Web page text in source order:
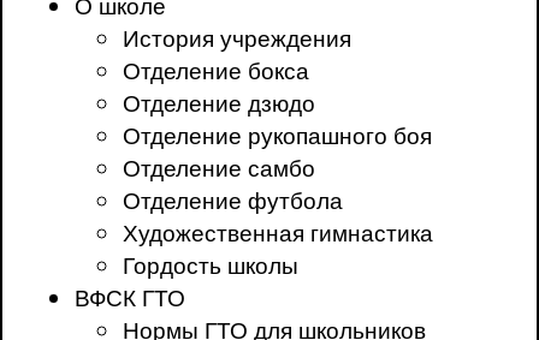
История учреждения
Отделение бокса
Отделение дзюдо
Отделение рукопашного боя
Отделение самбо
Отделение футбола
Художественная гимнастика
Гордость школы
ВФСК ГТО
Нормы ГТО для школьников